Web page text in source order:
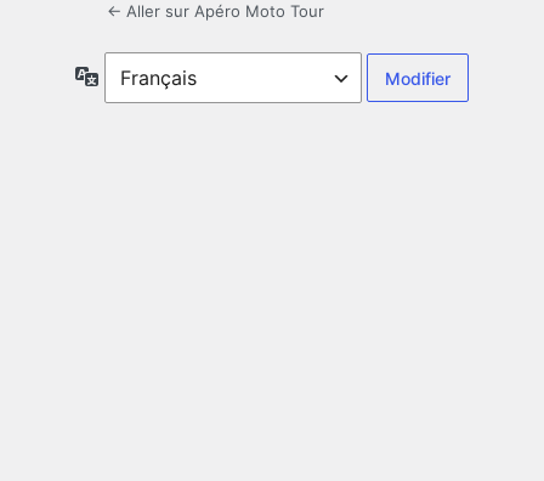
← Aller sur Apéro Moto Tour
Langue